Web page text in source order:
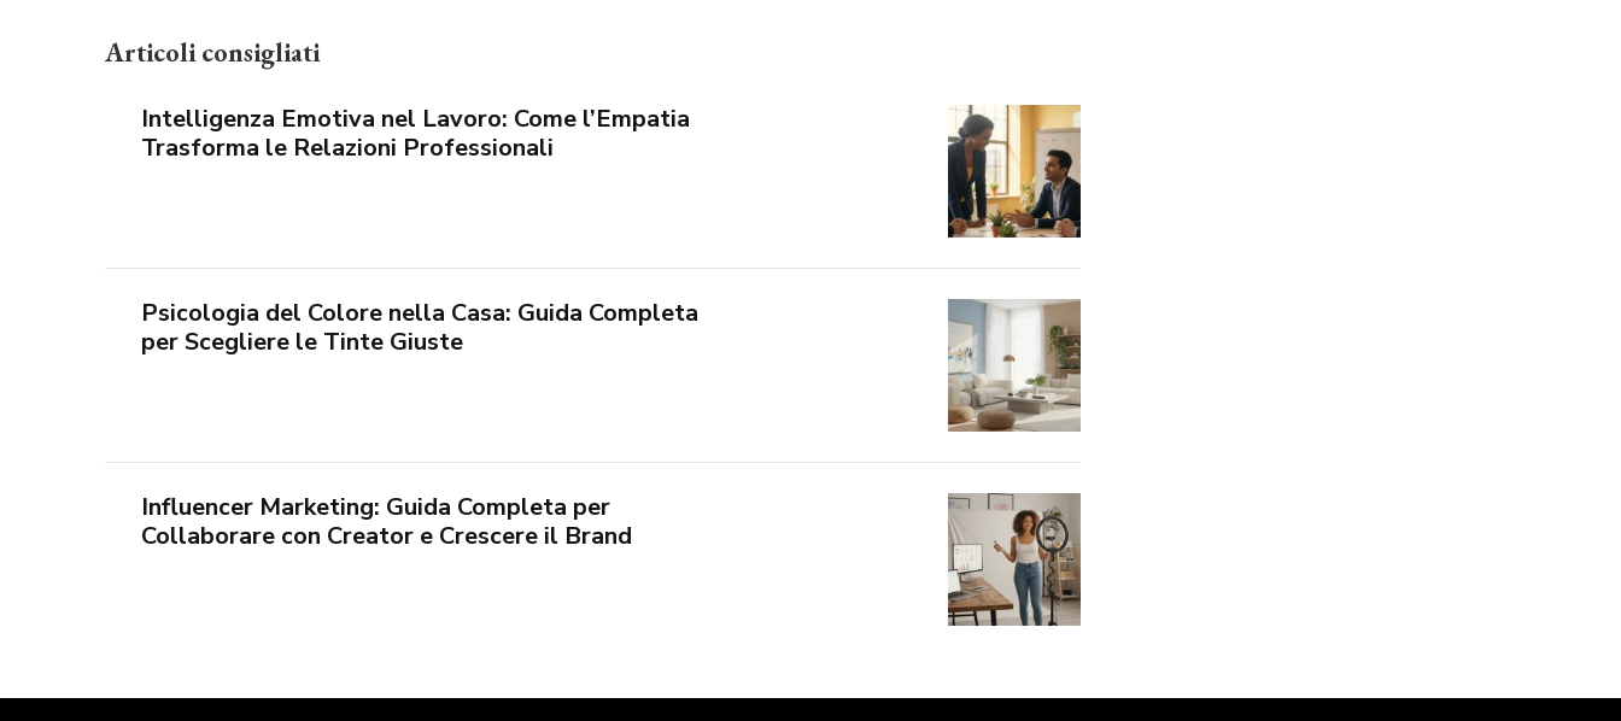
Articoli consigliati
Intelligenza Emotiva nel Lavoro: Come l’Empatia
Trasforma le Relazioni Professionali
Psicologia del Colore nella Casa: Guida Completa
per Scegliere le Tinte Giuste
Influencer Marketing: Guida Completa per
Collaborare con Creator e Crescere il Brand